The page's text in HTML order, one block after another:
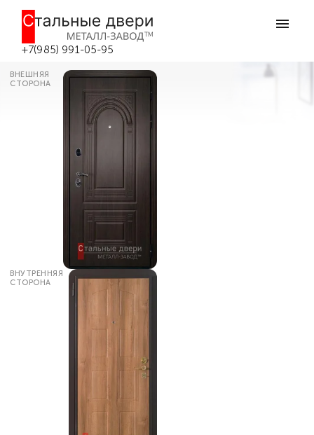
+7(985) 991-05-95
Коттеджная дверь утепленная №26
в Боровске
ВНЕШНЯЯ
СТОРОНА
ВНУТРЕННЯЯ
СТОРОНА